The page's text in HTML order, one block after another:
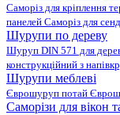
Саморіз для кріплення
панелей Саморіз для
Шурупи по дереву
Шуруп DIN 571 для
конструкційний з
Шурупи меблеві
Єврошуруп потай
Саморізи для вікон